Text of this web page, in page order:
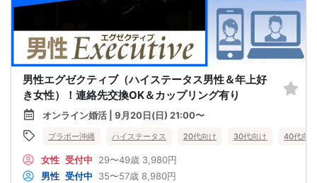
男性エグゼクティブ（ハイステータス男性＆年上好
き女性）！連絡先交換OK＆カップリング有り
オンライン婚活 | 9月20日(日) 21:00〜
ブラボー沖縄 ハイステータス 20代向け 30代向け 40代向け
女性 受付中 29〜49歳 3,980円
男性 受付中 35〜57歳 8,980円